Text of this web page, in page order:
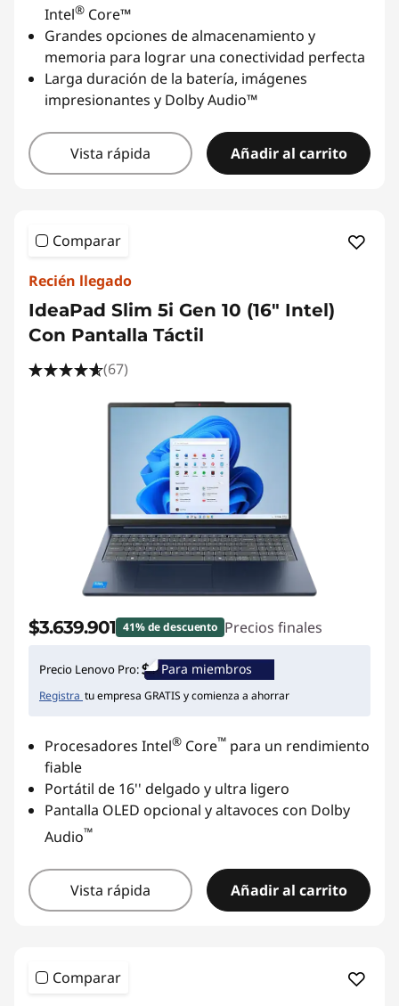
Intel® Core™
Grandes opciones de almacenamiento y
memoria para lograr una conectividad perfecta
Larga duración de la batería, imágenes
impresionantes y Dolby Audio™
Vista rápida Añadir al carrito
Comparar
Recién llegado
IdeaPad Slim 5i Gen 10 (16" Intel)
Con Pantalla Táctil
(67)
$3.639.901 41% de descuento Precios finales
Precio Lenovo Pro: Para miembros
Registra tu empresa GRATIS y comienza a ahorrar
Procesadores Intel® Core™ para un rendimiento
fiable
Portátil de 16'' delgado y ultra ligero
Pantalla OLED opcional y altavoces con Dolby
Audio™
Vista rápida Añadir al carrito
Comparar